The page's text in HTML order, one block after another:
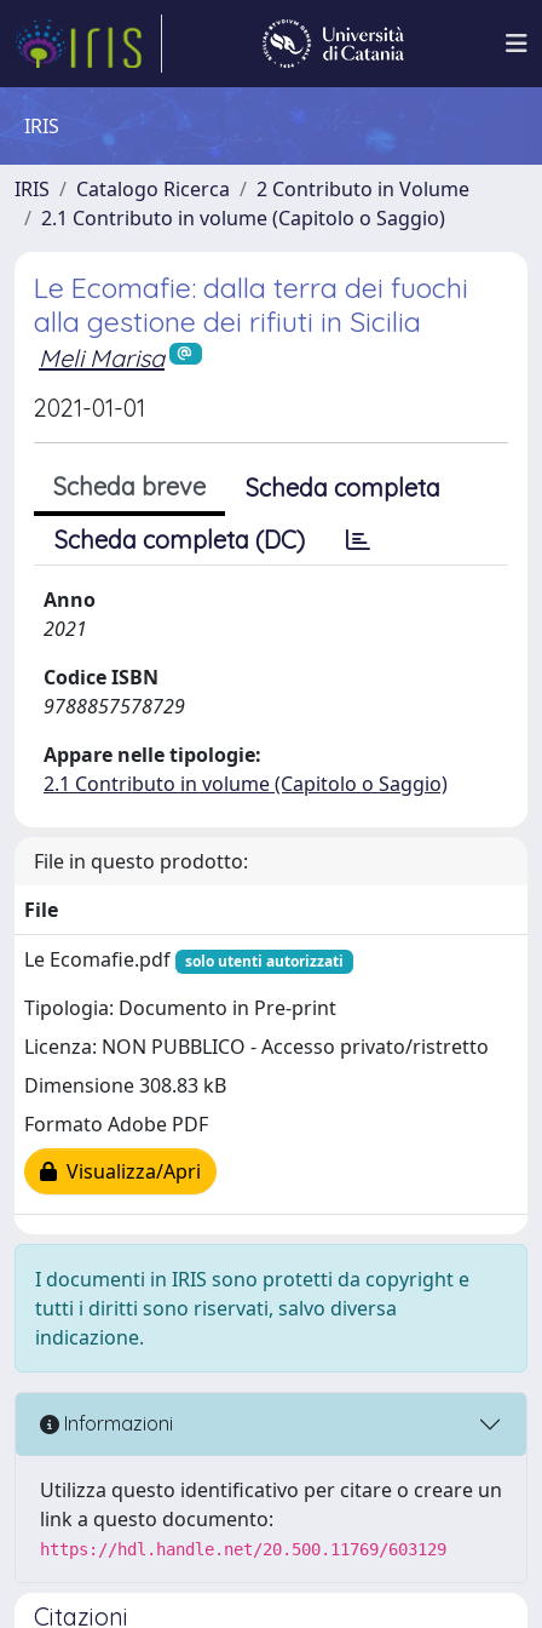
IRIS
IRIS Catalogo Ricerca
2 Contributo in Volume
2.1 Contributo in volume (Capitolo o Saggio)
Le Ecomafie: dalla terra dei fuochi
alla gestione dei rifiuti in Sicilia
Meli Marisa
2021-01-01
Scheda breve
Scheda completa
Scheda completa (DC)
Anno
2021
Codice ISBN
9788857578729
Appare nelle tipologie:
2.1 Contributo in volume (Capitolo o Saggio)
File in questo prodotto:
File
Le Ecomafie.pdf
solo utenti autorizzati
Tipologia: Documento in Pre-print
Licenza: NON PUBBLICO - Accesso privato/ristretto
Dimensione 308.83 kB
Formato Adobe PDF
Visualizza/Apri
I documenti in IRIS sono protetti da copyright e
tutti i diritti sono riservati, salvo diversa
indicazione.
Informazioni
Utilizza questo identificativo per citare o creare un
link a questo documento:
https://hdl.handle.net/20.500.11769/603129
Citazioni